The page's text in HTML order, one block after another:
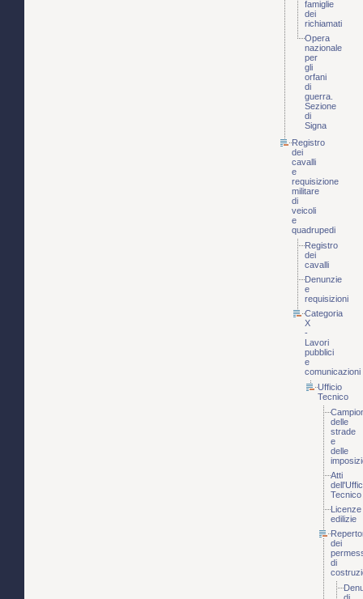
famiglie
dei
richiamati
Opera
nazionale
per
gli
orfani
di
guerra.
Sezione
di
Signa
Registro
dei
cavalli
e
requisizione
militare
di
veicoli
e
quadrupedi
Registro
dei
cavalli
Denunzie
e
requisizioni
Categoria
X
-
Lavori
pubblici
e
comunicazioni
Ufficio
Tecnico
delle
strade
e
delle
Atti
Tecnico
Licenze
edilizie
dei
di